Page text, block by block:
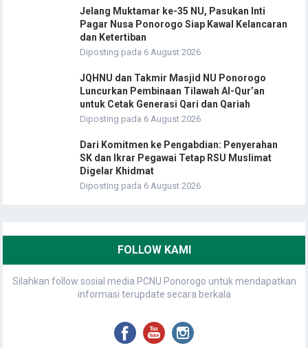
Jelang Muktamar ke-35 NU, Pasukan Inti
Pagar Nusa Ponorogo Siap Kawal Kelancaran
dan Ketertiban
Diposting pada 6 August 2026
JQHNU dan Takmir Masjid NU Ponorogo
Luncurkan Pembinaan Tilawah Al-Qur’an
untuk Cetak Generasi Qari dan Qariah
Diposting pada 6 August 2026
Dari Komitmen ke Pengabdian: Penyerahan
SK dan Ikrar Pegawai Tetap RSU Muslimat
Digelar Khidmat
Diposting pada 6 August 2026
FOLLOW KAMI
Silahkan follow sosial media PCNU Ponorogo untuk mendapatkan
informasi terupdate secara berkala